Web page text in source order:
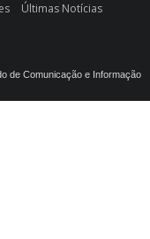
Últimas Notícias
de Comunicação e Informação